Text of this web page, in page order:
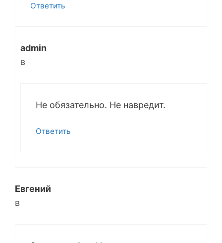
Ответить
admin
в
Не обязательно. Не навредит.
Ответить
Евгений
в